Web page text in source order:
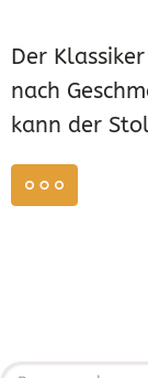
Der
nach
kann der